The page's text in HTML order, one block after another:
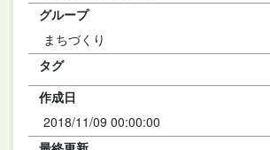
グループ
まちづくり
タグ
作成日
2018/11/09 00:00:00